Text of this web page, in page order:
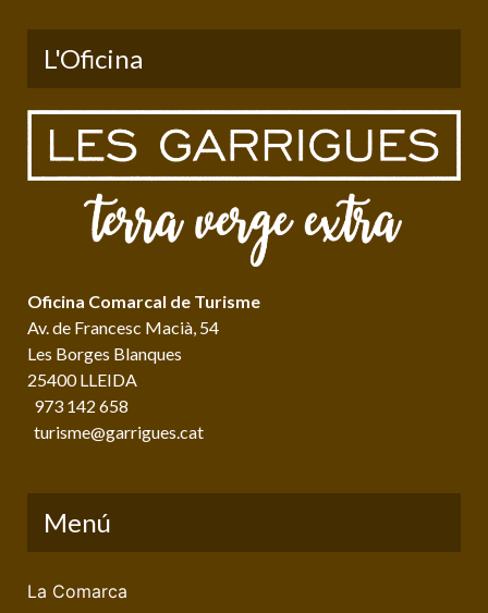
L'Oficina
Oficina Comarcal de Turisme
Av. de Francesc Macià, 54
Les Borges Blanques
25400 LLEIDA
973 142 658
turisme@garrigues.cat
Menú
La Comarca